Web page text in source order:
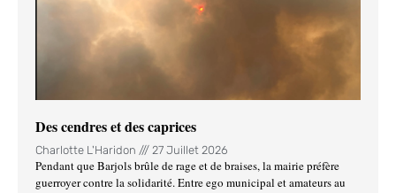
Des cendres et des caprices
Charlotte L'Haridon 27 Juillet 2026
Pendant que Barjols brûle de rage et de braises, la mairie préfère
guerroyer contre la solidarité. Entre ego municipal et amateurs au